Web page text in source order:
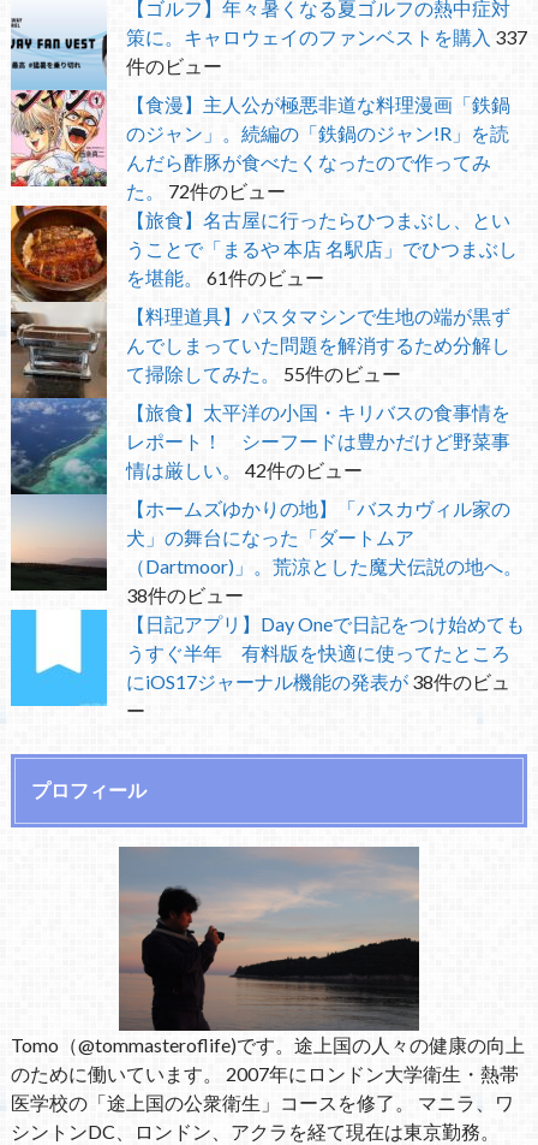
【ゴルフ】年々暑くなる夏ゴルフの熱中症対
策に。キャロウェイのファンベストを購入 337
件のビュー
【食漫】主人公が極悪非道な料理漫画「鉄鍋
のジャン」。続編の「鉄鍋のジャン!R」を読
んだら酢豚が食べたくなったので作ってみ
た。
72件のビュー
【旅食】名古屋に行ったらひつまぶし、とい
うことで「まるや 本店 名駅店」でひつまぶし
を堪能。
61件のビュー
【料理道具】パスタマシンで生地の端が黒ず
んでしまっていた問題を解消するため分解し
て掃除してみた。
55件のビュー
【旅食】太平洋の小国・キリバスの食事情を
レポート！ シーフードは豊かだけど野菜事
情は厳しい。
42件のビュー
【ホームズゆかりの地】「バスカヴィル家の
犬」の舞台になった「ダートムア
（Dartmoor)」。荒涼とした魔犬伝説の地へ。
38件のビュー
【日記アプリ】Day Oneで日記をつけ始めても
うすぐ半年 有料版を快適に使ってたところ
にiOS17ジャーナル機能の発表が 38件のビュ
ー
プロフィール
Tomo（@tommasteroflife)です。途上国の人々の健康の向上
のために働いています。 2007年にロンドン大学衛生・熱帯
医学校の「途上国の公衆衛生」コースを修了。 マニラ、ワ
シントンDC、ロンドン、アクラを経て現在は東京勤務。